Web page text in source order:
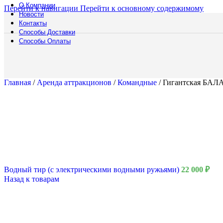
Перейти к навигации Перейти к основному содержимому
О Компании
Новости
Контакты
Способы Доставки
Способы Оплаты
Русский богатырь
Главная / Аренда аттракционов / Командные / Гигантская
Водный тир (с электрическими водными ружьями) 22 000 ₽
Назад к товарам